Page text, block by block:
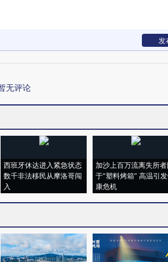
发
无评论
西班牙休达进入紧急状态
数千非法移民从摩洛哥闯
入
加沙上百万流离失所者
于“塑料烤箱” 高温引
康危机